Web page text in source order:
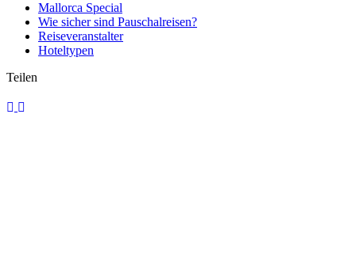
Mallorca Special
Wie sicher sind Pauschalreisen?
Reiseveranstalter
Hoteltypen
Teilen